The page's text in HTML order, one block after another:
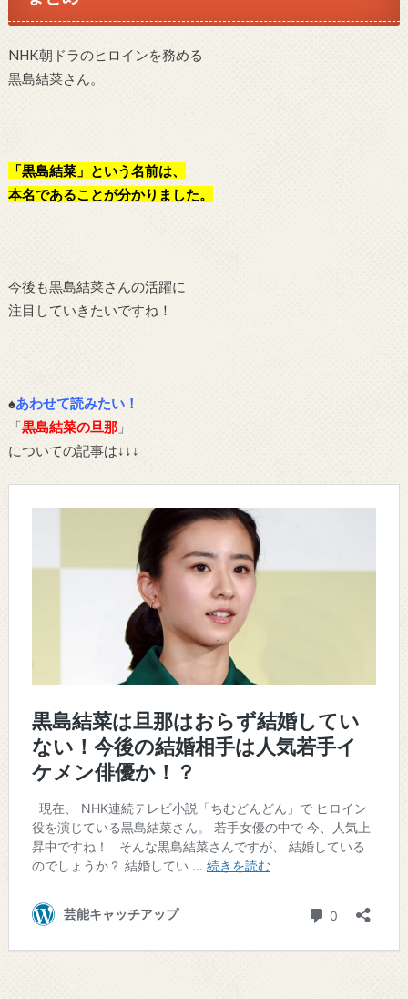
NHK朝ドラのヒロインを務める
黒島結菜さん。
「黒島結菜」という名前は、
本名であることが分かりました。
今後も黒島結菜さんの活躍に
注目していきたいですね！
♠あわせて読みたい！
「黒島結菜の旦那」
についての記事は↓↓↓